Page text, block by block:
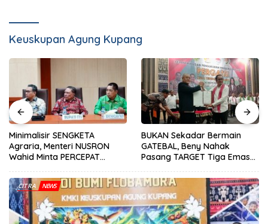
Keuskupan Agung Kupang
Minimalisir SENGKETA
Agraria, Menteri NUSRON
Wahid Minta PERCEPAT
BUKAN Sekadar Bermain
GATEBAL, Beny Nahak
Pasang TARGET Tiga Emas
CITRA NEWS